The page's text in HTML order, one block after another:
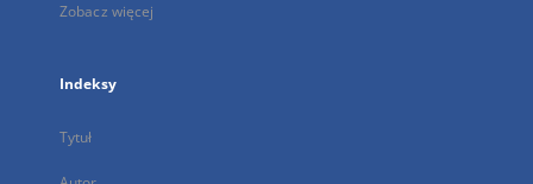
Zobacz więcej
Indeksy
Tytuł